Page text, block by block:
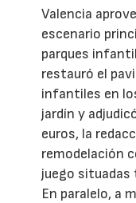
Valencia
escenario
parques
restauró el
infantiles en
jardín y
euros, la
remodelación
juego situadas
En paralelo, a